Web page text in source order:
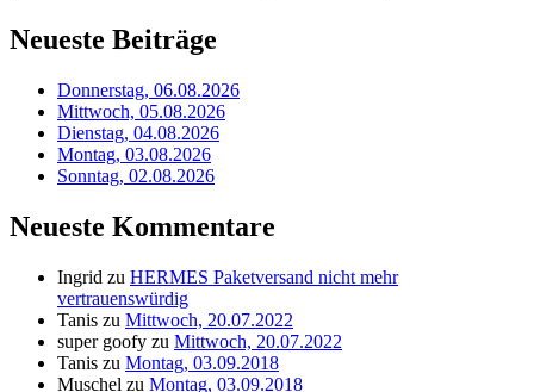
Neueste Beiträge
Donnerstag, 06.08.2026
Mittwoch, 05.08.2026
Dienstag, 04.08.2026
Montag, 03.08.2026
Sonntag, 02.08.2026
Neueste Kommentare
Ingrid zu HERMES Paketversand nicht mehr
vertrauenswürdig
Tanis zu Mittwoch, 20.07.2022
super goofy zu Mittwoch, 20.07.2022
Tanis zu Montag, 03.09.2018
Muschel zu Montag, 03.09.2018